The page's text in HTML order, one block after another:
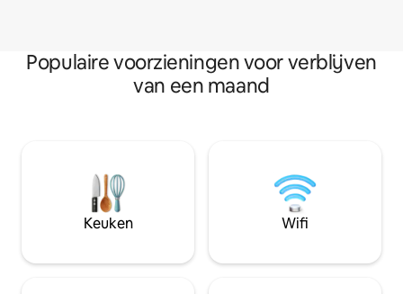
Populaire voorzieningen voor verblijven
van een maand
Keuken Wifi